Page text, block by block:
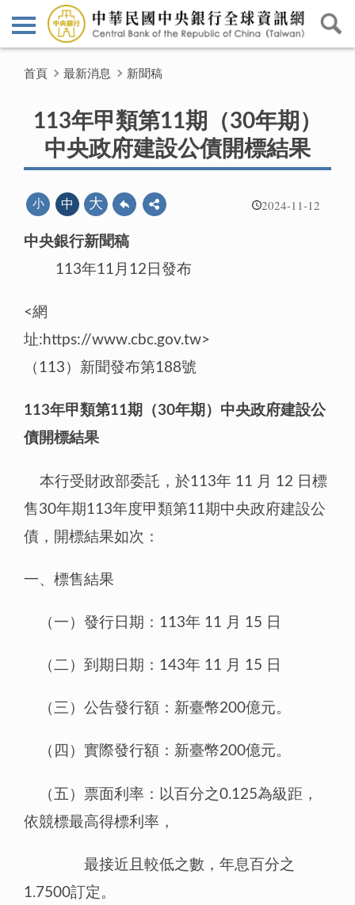
首頁 最新消息 新聞稿
113年甲類第11期（30年期）
中央政府建設公債開標結果
2024-11-12
小 中 大
中央銀行新聞稿
113年11月12日發布
<網
址:https://www.cbc.gov.tw>
（113）新聞發布第188號
113年甲類第11期（30年期）中央政府建設公
債開標結果
本行受財政部委託，於113年 11 月 12 日標
售30年期113年度甲類第11期中央政府建設公
債，開標結果如次：
一、標售結果
（一）發行日期：113年 11 月 15 日
（二）到期日期：143年 11 月 15 日
（三）公告發行額：新臺幣200億元。
（四）實際發行額：新臺幣200億元。
（五）票面利率：以百分之0.125為級距，
依競標最高得標利率，
最接近且較低之數，年息百分之
1.7500訂定。